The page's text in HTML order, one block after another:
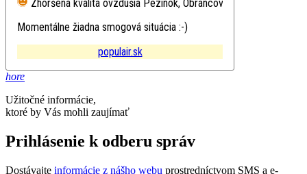
Zhoršená kvalita ovzdušia Pezinok, Obrancov mieru
Momentálne žiadna smogová situácia :-)
populair.sk
hore
Užitočné informácie,
ktoré by Vás mohli zaujímať
Prihlásenie k odberu správ
Dostávajte informácie z nášho webu prostredníctvom SMS a e-